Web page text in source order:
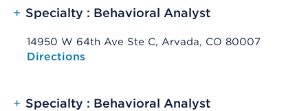
+ Specialty : Behavioral Analyst
14950 W 64th Ave Ste C, Arvada, CO 80007
Opens native map application on mobile devices
Directions
+ Specialty : Behavioral Analyst